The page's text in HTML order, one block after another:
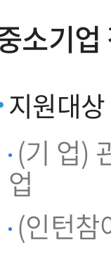
소기
지원대상
(기 업)
업
(인턴참